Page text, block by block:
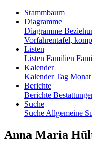
Stammbaum
Diagramme
Diagramme
Vorfahrentafel,
Listen
Listen Familien
Kalender
KalenderTag Monat
Berichte
Berichte
Suche
Suche Allgemeine
Anna Maria